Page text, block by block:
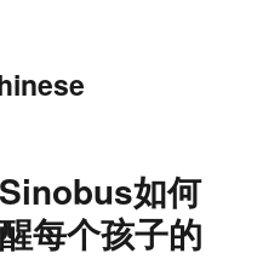
如何
每个孩子的